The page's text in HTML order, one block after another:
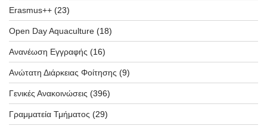
Erasmus++ (23)
Open Day Aquaculture (18)
Ανανέωση Εγγραφής (16)
Ανώτατη Διάρκειας Φοίτησης (9)
Γενικές Ανακοινώσεις (396)
Γραμματεία Τμήματος (29)